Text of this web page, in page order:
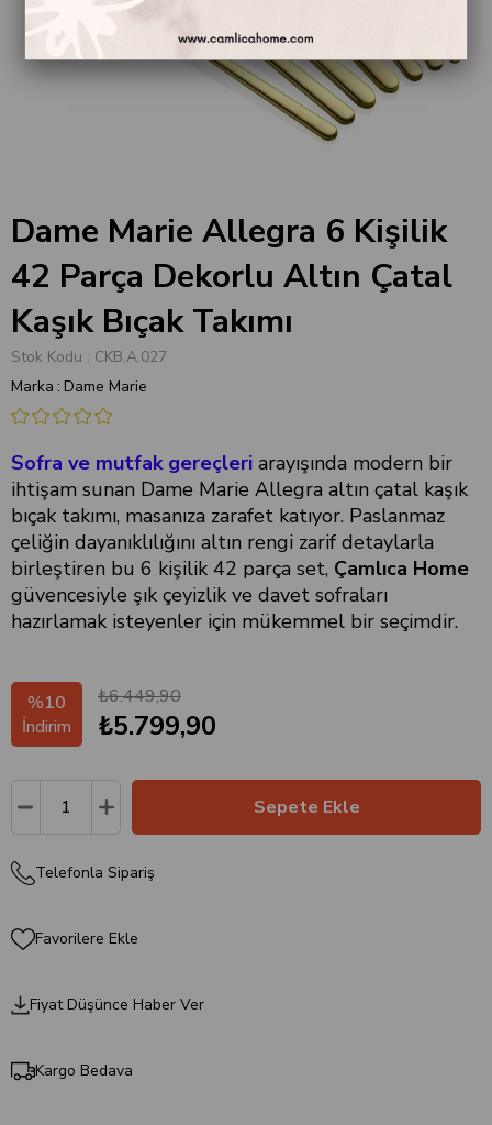
Dame Marie Allegra 6 Kişilik
42 Parça Dekorlu Altın Çatal
Kaşık Bıçak Takımı
Stok Kodu
CKB.A.027
Marka : Dame Marie
Sofra ve mutfak gereçleri arayışında modern bir
ihtişam sunan Dame Marie Allegra altın çatal kaşık
bıçak takımı, masanıza zarafet katıyor. Paslanmaz
çeliğin dayanıklılığını altın rengi zarif detaylarla
birleştiren bu 6 kişilik 42 parça set, Çamlıca Home
güvencesiyle şık çeyizlik ve davet sofraları
hazırlamak isteyenler için mükemmel bir seçimdir.
%10
İndirim
₺6.449,90
₺5.799,90
Telefonla Sipariş
Favorilere Ekle
Fiyat Düşünce Haber Ver
Kargo Bedava